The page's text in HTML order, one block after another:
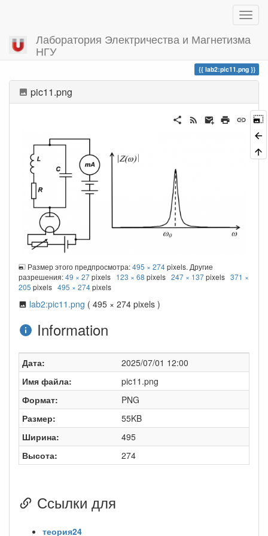
Лаборатория Электричества и Магнетизма
НГУ
Вы посетили
lab2:pic11.png
pic11.png
Размер этого предпросмотра:495 × 274pixels. Другие
разрешения:49 × 27pixels 123 × 68 pixels 247 × 137pixels 371 ×
205 pixels 495 × 274pixels
lab2:pic11.png ( 495 × 274 pixels )
Information
Дата:
2025/07/01 12:00
Имя файла:
pic11.png
Формат:
PNG
Размер:
55KB
Ширина:
495
Высота:
274
Ссылки для
теория24